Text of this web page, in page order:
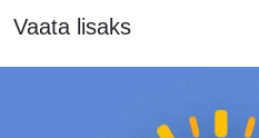
Vaata lisaks